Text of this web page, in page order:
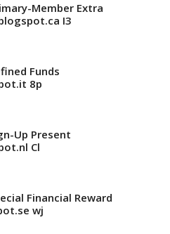
Member Extra
I3
Funds
8p
Up Present
Cl
Financial Reward
wj